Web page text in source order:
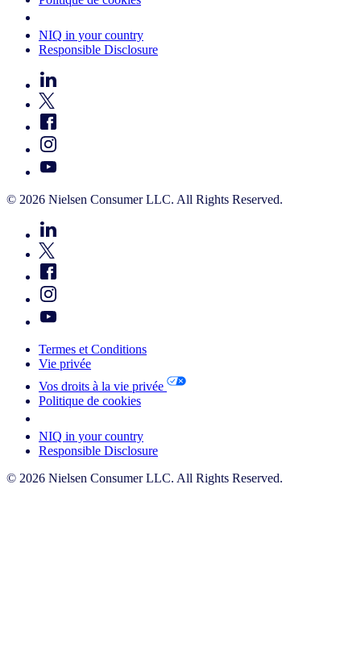
NIQ in your country
Responsible Disclosure
© 2026 Nielsen Consumer LLC. All Rights Reserved.
Termes et Conditions
Vie privée
Vos droits à la vie privée
Politique de cookies
NIQ in your country
Responsible Disclosure
© 2026 Nielsen Consumer LLC. All Rights Reserved.